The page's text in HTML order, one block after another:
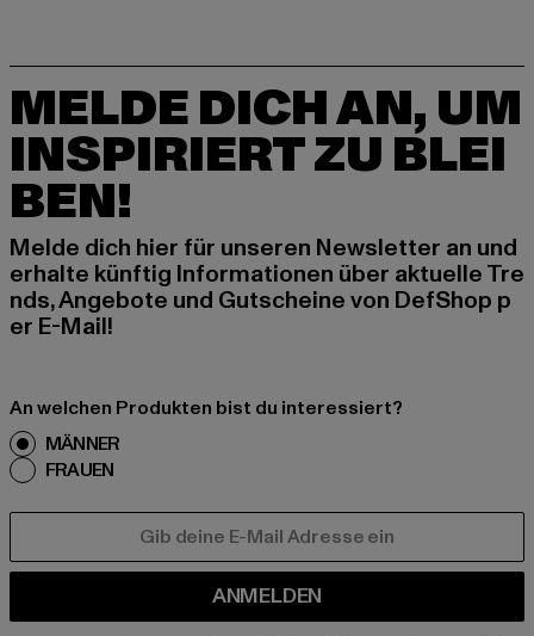
MELDE DICH AN, UM
INSPIRIERT ZU BLEI
BEN!
Melde dich hier für unseren Newsletter an und
erhalte künftig Informationen über aktuelle Tre
nds, Angebote und Gutscheine von DefShop p
er E-Mail!
An welchen Produkten bist du interessiert?
MÄNNER
FRAUEN
ANMELDEN